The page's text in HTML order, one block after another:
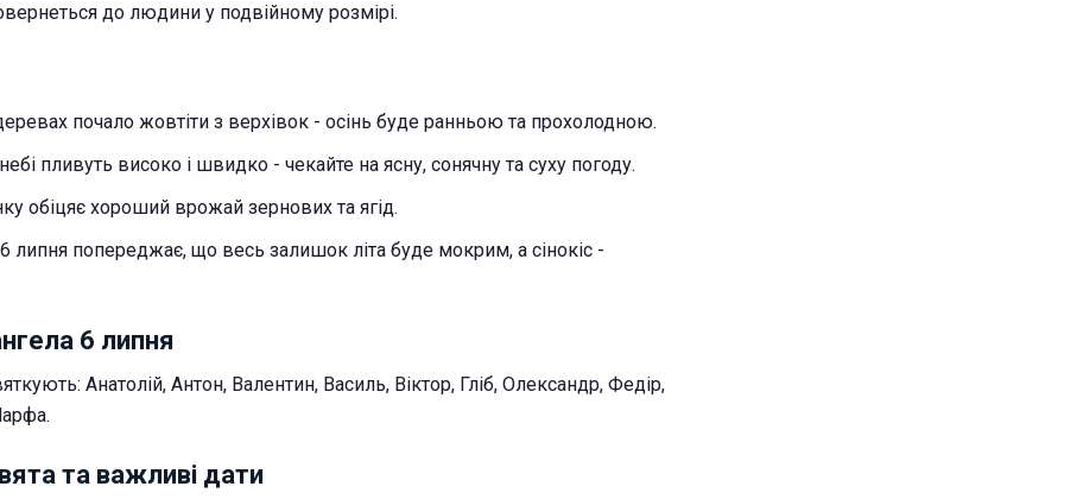
до людини у подвійному розмірі.
почало жовтіти з верхівок - осінь буде ранньою та прохолодною.
пливуть високо і швидко - чекайте на ясну, сонячну та суху погоду.
обіцяє хороший врожай зернових та ягід.
попереджає, що весь залишок літа буде мокрим, а сінокіс -
6 липня
Анатолій, Антон, Валентин, Василь, Віктор, Гліб, Олександр, Федір,
та важливі дати